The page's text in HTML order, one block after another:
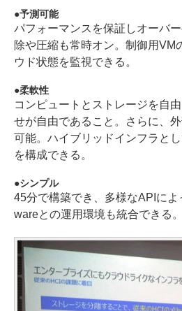
予測可能
パフォーマンスを保証しオーバ
除や圧縮も常時オン。制御用VM
ウド状態を監視できる。
柔軟性
コンピュートとストレージを自
せが自由であること。さらに、
可能。ハイブリッドインフラと
を構成できる。
シンプル
45分で構築でき、多様なAPIに
wareとの運用環境も統合できる。